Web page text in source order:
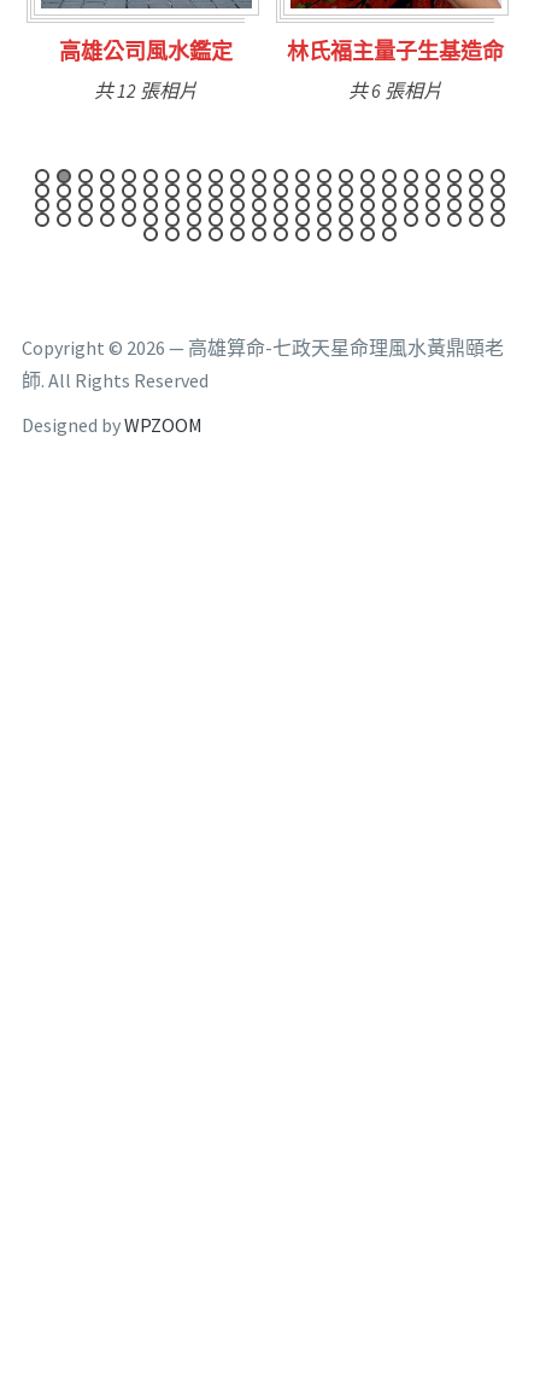
林氏福主量子生基造命
共 6 張相片
台南永康風水鑑定
共 9 張相片
Copyright © 2026 — 高雄算命-七政天星命理風水黃鼎頤老
師. All Rights Reserved
Designed byWPZOOM